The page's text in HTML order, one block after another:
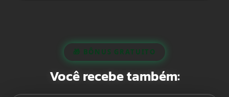
🎁 BÔNUS GRATUITO
Você recebe também: